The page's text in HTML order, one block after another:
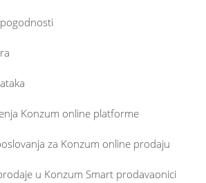
Konzum online platforme
za Konzum online prodaju
u Konzum Smart prodavaonici